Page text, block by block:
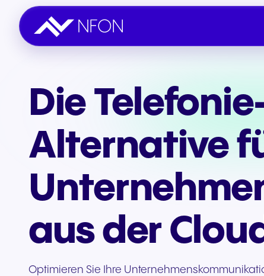
Vertrieb & Allgemeines
Die
Alternative
aus der
Optimieren Sie Ihre